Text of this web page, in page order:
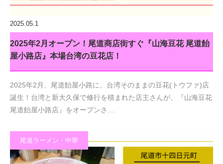
2025.05.1
2025年2月オープン！尾道商店街すぐ『山海豆花 尾道飴
屋小路店』本場台湾の豆花店！
2025年2月、尾道飴屋小路に、台湾そのままの豆花(トウファ)店
誕生！台湾と新大久保で修行を積まれた店主さんが、『山海豆花
尾道飴屋小路店』をオープンさ…
尾道ラーメン・中華